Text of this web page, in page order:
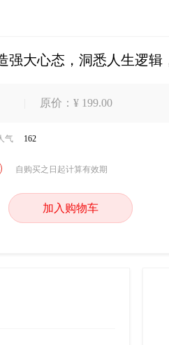
强大心态，洞悉人生逻辑
原价：¥ 199.00
气 162
自购买之日起计算有效期
加入购物车